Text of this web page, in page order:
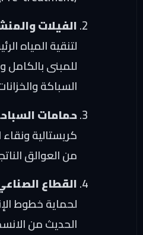
الفيلات
لتنقية المياه
للمبنى
السباكة
حمامات
كريستالية
من العوالق
القطاع
لحماية خطوط
الحديث من